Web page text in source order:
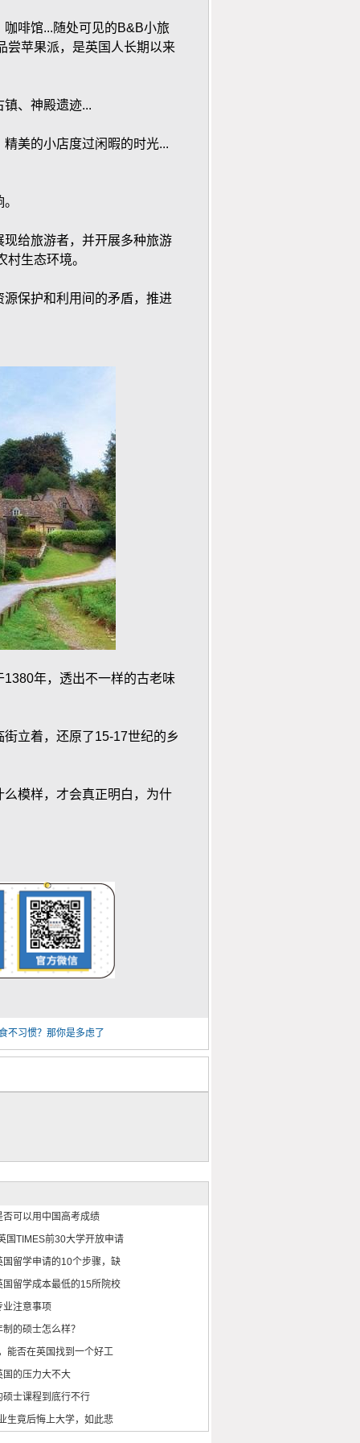
啡馆...随处可见的B&B小旅
尝苹果派，是英国人长期以来
、神殿遗迹...
美的小店度过闲暇的时光...
给旅游者，并开展多种旅游
生态环境。
保护和利用间的矛盾，推进
年，透出不一样的古老味
立着，还原了15-17世纪的乡
模样，才会真正明白，为什
不习惯？那你是多虑了
否可以用中国高考成绩
国TIMES前30大学开放申请
国留学申请的10个步骤，缺
国留学成本最低的15所院校
业注意事项
的硕士怎么样？
能否在英国找到一个好工
国的压力大不大
硕士课程到底行不行
生竟后悔上大学，如此悲